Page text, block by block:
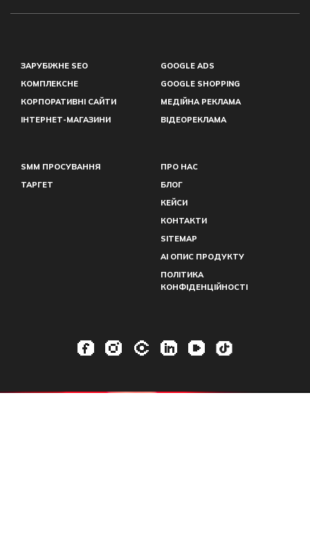
ЗАРУБІЖНЕ SEO
КОМПЛЕКСНЕ
КОРПОРАТИВНІ САЙТИ
ІНТЕРНЕТ-МАГАЗИНИ
GOOGLE ADS
GOOGLE SHOPPING
МЕДІЙНА РЕКЛАМА
ВІДЕОРЕКЛАМА
SMM ПРОСУВАННЯ
ТАРГЕТ
ПРО НАС
БЛОГ
КЕЙСИ
КОНТАКТИ
SITEMAP
AI ОПИС ПРОДУКТУ
ПОЛІТИКА
КОНФІДЕНЦІЙНОСТІ